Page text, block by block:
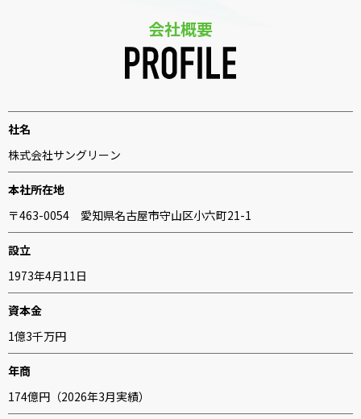
会社概要
社名
株式会社サングリーン
本社所在地
〒463-0054 愛知県名古屋市守山区小六町21-1
設立
1973年4月11日
資本金
1億3千万円
年商
174億円（2026年3月実績）